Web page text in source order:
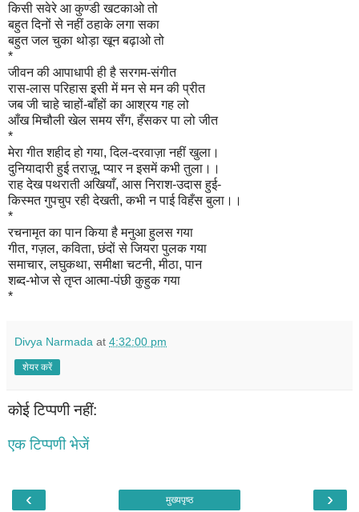
किसी सवेरे आ कुण्डी खटकाओ तो
बहुत दिनों से नहीं ठहाके लगा सका
बहुत जल चुका थोड़ा खून बढ़ाओ तो
*
जीवन की आपाधापी ही है सरगम-संगीत
रास-लास परिहास इसी में मन से मन की प्रीत
जब जी चाहे चाहों-बाँहों का आश्रय गह लो
आँख मिचौली खेल समय सँग, हँसकर पा लो जीत
*
मेरा गीत शहीद हो गया, दिल-दरवाज़ा नहीं खुला।
दुनियादारी हुई तराज़ू, प्यार न इसमें कभी तुला।।
राह देख पथराती अखियाँ, आस निराश-उदास हुई-
किस्मत गुपचुप रही देखती, कभी न पाई विहँस बुला।।
*
रचनामृत का पान किया है मनुआ हुलस गया
गीत, गज़ल, कविता, छंदों से जियरा पुलक गया
समाचार, लघुकथा, समीक्षा चटनी, मीठा, पान
शब्द-भोज से तृप्त आत्मा-पंछी कुहुक गया
*
Divya Narmada at 4:32:00 pm
शेयर करें
कोई टिप्पणी नहीं:
एक टिप्पणी भेजें
‹ ›
मुख्यपृष्ठ